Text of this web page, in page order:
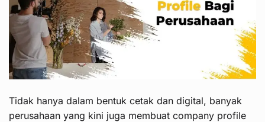
Tidak hanya dalam bentuk cetak dan digital, banyak
perusahaan yang kini juga membuat company profile